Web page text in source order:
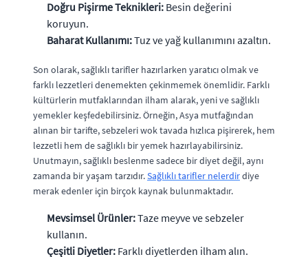
Doğru Pişirme Teknikleri: Besin değerini
koruyun.
Baharat Kullanımı:Tuz ve yağ kullanımını azaltın.
Son olarak, sağlıklı tarifler hazırlarken yaratıcı olmak ve
farklı lezzetleri denemekten çekinmemek önemlidir. Farklı
kültürlerin mutfaklarından ilham alarak, yeni ve sağlıklı
yemekler keşfedebilirsiniz. Örneğin, Asya mutfağından
alınan bir tarifte, sebzeleri wok tavada hızlıca pişirerek, hem
lezzetli hem de sağlıklı bir yemek hazırlayabilirsiniz.
Unutmayın, sağlıklı beslenme sadece bir diyet değil, aynı
zamanda bir yaşam tarzıdır.Sağlıklı tarifler nelerdirdiye
merak edenler için birçok kaynak bulunmaktadır.
Mevsimsel Ürünler:Taze meyve ve sebzeler
kullanın.
Çeşitli Diyetler: Farklı diyetlerden ilham alın.